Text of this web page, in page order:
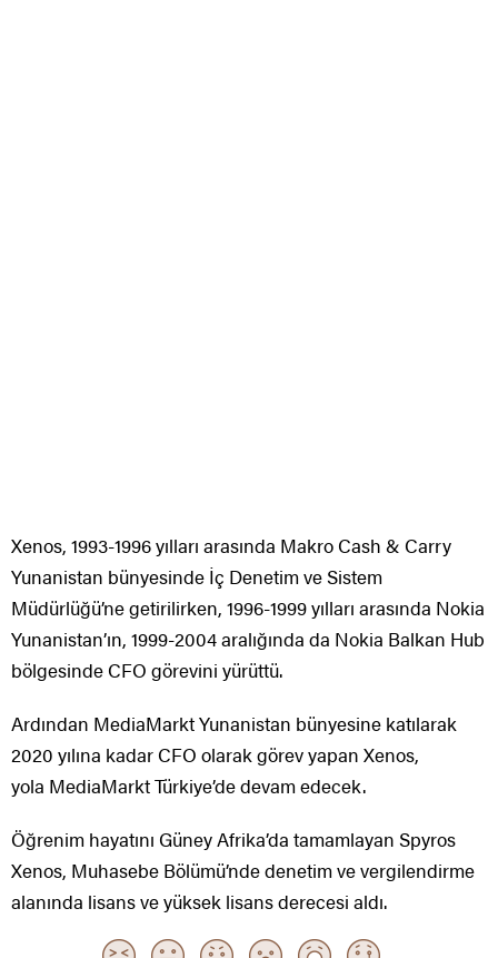
Xenos, 1993-1996 yılları arasında Makro Cash & Carry
Yunanistan bünyesinde İç Denetim ve Sistem
Müdürlüğü’ne getirilirken, 1996-1999 yılları arasında Nokia
Yunanistan’ın, 1999-2004 aralığında da Nokia Balkan Hub
bölgesinde CFO görevini yürüttü.
Ardından MediaMarkt Yunanistan bünyesine katılarak
2020 yılına kadar CFO olarak görev yapan Xenos,
yola MediaMarkt Türkiye’de devam edecek.
Öğrenim hayatını Güney Afrika’da tamamlayan Spyros
Xenos, Muhasebe Bölümü’nde denetim ve vergilendirme
alanında lisans ve yüksek lisans derecesi aldı.